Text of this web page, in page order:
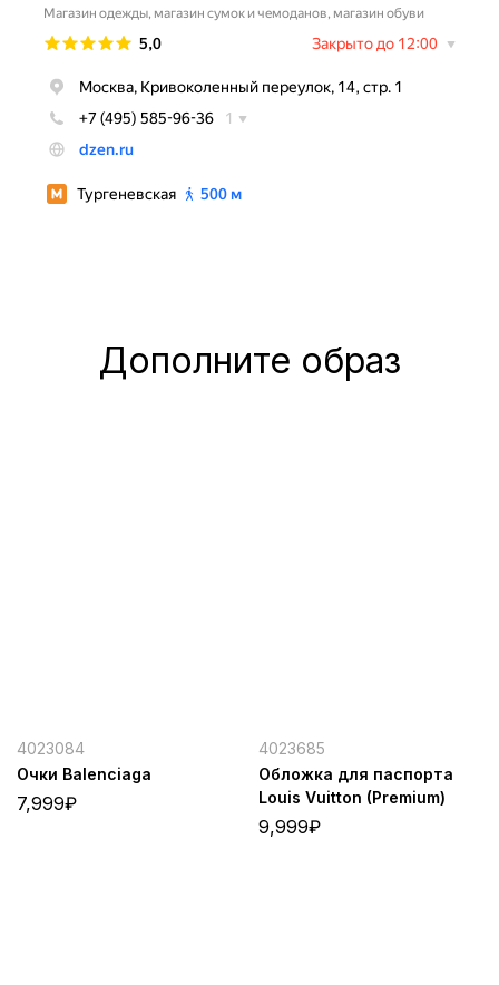
Дополните образ
4023084
Очки Balenciaga
7,999₽
4023685
Обложка для паспорта
Louis Vuitton (Premium)
9,999₽